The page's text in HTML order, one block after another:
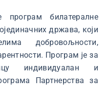
билатералне
држава, који
добровољности,
Програм је за
индивидуалан и
Партнерства за